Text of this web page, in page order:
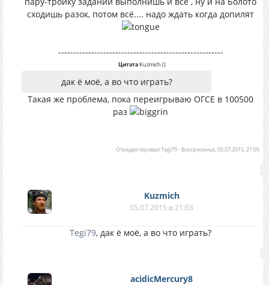
сходишь разок, потом всё.... надо ждать когда допилят
-------------------------------------------------------
ЦитатаKuzmich ()
дак ё моё, а во что играть?
Такая же проблема, пока переигрываю ОГСЕ в 100500
раз
ОтредактировалTegi79- Воскресенье, 05.07.2015, 21:05
Kuzmich
05.07.2015 в 21:03
Tegi79, дак ё моё, а во что играть?
acidicMercury8